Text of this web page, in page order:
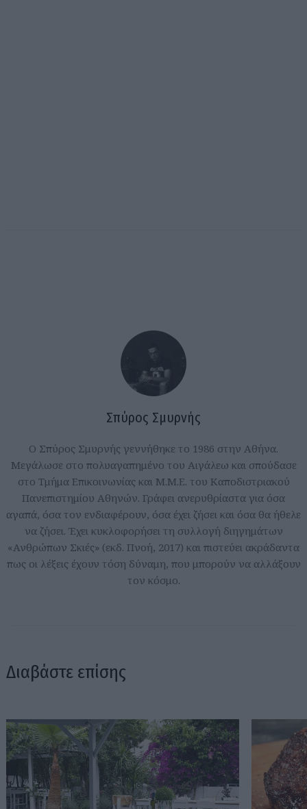
Σπύρος Σμυρνής
Ο Σπύρος Σμυρνής γεννήθηκε το 1986 στην Αθήνα.
Μεγάλωσε στο πολυαγαπημένο του Αιγάλεω και σπούδασε
στο Τμήμα Επικοινωνίας και Μ.Μ.Ε. του Καποδιστριακού
Πανεπιστημίου Αθηνών. Γράφει ανερυθρίαστα για όσα
αγαπά, όσα τον ενδιαφέρουν, όσα έχει ζήσει και όσα θα ήθελε
να ζήσει. Έχει κυκλοφορήσει τη συλλογή διηγημάτων
«Ανθρώπων Σκιές» (εκδ. Πνοή, 2017) και πιστεύει ακράδαντα
πως οι λέξεις έχουν τόση δύναμη, που μπορούν να αλλάξουν
τον κόσμο.
Διαβάστε επίσης